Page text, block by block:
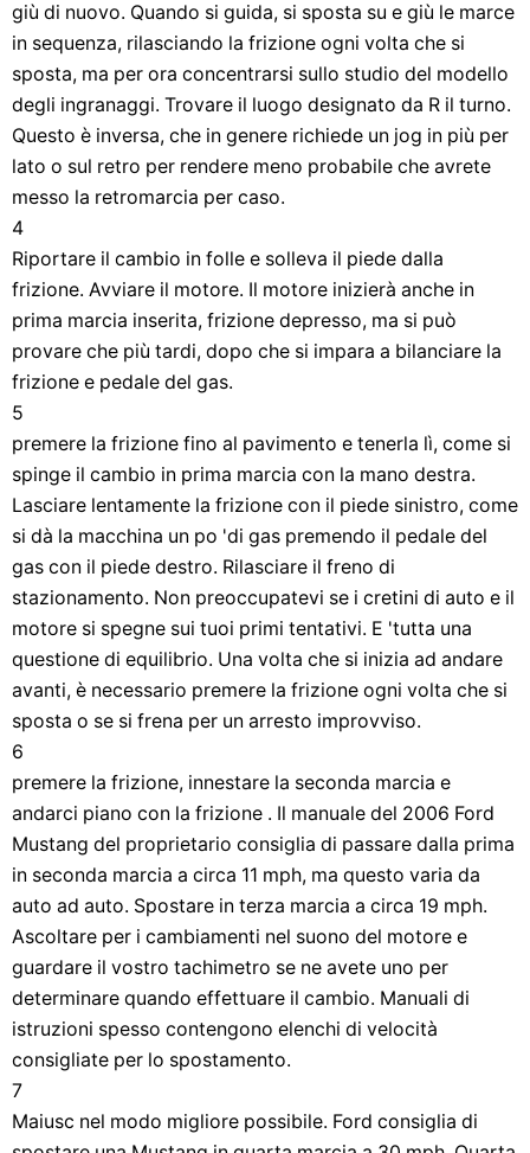
giù di nuovo. Quando si guida, si sposta su e giù le marce
in sequenza, rilasciando la frizione ogni volta che si
sposta, ma per ora concentrarsi sullo studio del modello
degli ingranaggi. Trovare il luogo designato da R il turno.
Questo è inversa, che in genere richiede un jog in più per
lato o sul retro per rendere meno probabile che avrete
messo la retromarcia per caso.
4
Riportare il cambio in folle e solleva il piede dalla
frizione. Avviare il motore. Il motore inizierà anche in
prima marcia inserita, frizione depresso, ma si può
provare che più tardi, dopo che si impara a bilanciare la
frizione e pedale del gas.
5
premere la frizione fino al pavimento e tenerla lì, come si
spinge il cambio in prima marcia con la mano destra.
Lasciare lentamente la frizione con il piede sinistro, come
si dà la macchina un po 'di gas premendo il pedale del
gas con il piede destro. Rilasciare il freno di
stazionamento. Non preoccupatevi se i cretini di auto e il
motore si spegne sui tuoi primi tentativi. E 'tutta una
questione di equilibrio. Una volta che si inizia ad andare
avanti, è necessario premere la frizione ogni volta che si
sposta o se si frena per un arresto improvviso.
6
premere la frizione, innestare la seconda marcia e
andarci piano con la frizione . Il manuale del 2006 Ford
Mustang del proprietario consiglia di passare dalla prima
in seconda marcia a circa 11 mph, ma questo varia da
auto ad auto. Spostare in terza marcia a circa 19 mph.
Ascoltare per i cambiamenti nel suono del motore e
guardare il vostro tachimetro se ne avete uno per
determinare quando effettuare il cambio. Manuali di
istruzioni spesso contengono elenchi di velocità
consigliate per lo spostamento.
7
Maiusc nel modo migliore possibile. Ford consiglia di